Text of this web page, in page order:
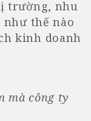
trường, nhu
như thế nào
kinh doanh
mà công ty